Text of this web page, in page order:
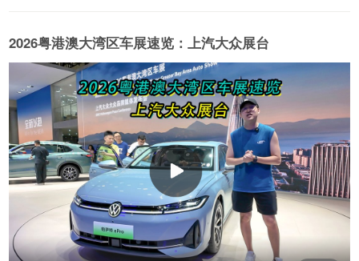
2026粤港澳大湾区车展速览：上汽大众展台